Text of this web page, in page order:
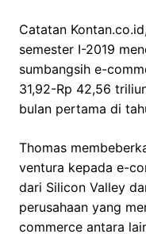
Catatan
semester I-2019
sumbangsih e-
31,92-Rp 42,56
bulan pertama di
Thomas
ventura kepada e-
dari Silicon Valley
perusahaan yang
commerce antara